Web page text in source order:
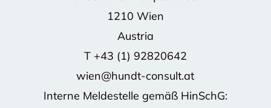
1210 Wien
Austria
T +43 (1) 92820642
wien@hundt-consult.at
Interne Meldestelle gemäß HinSchG: